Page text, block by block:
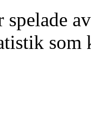
spelade
som